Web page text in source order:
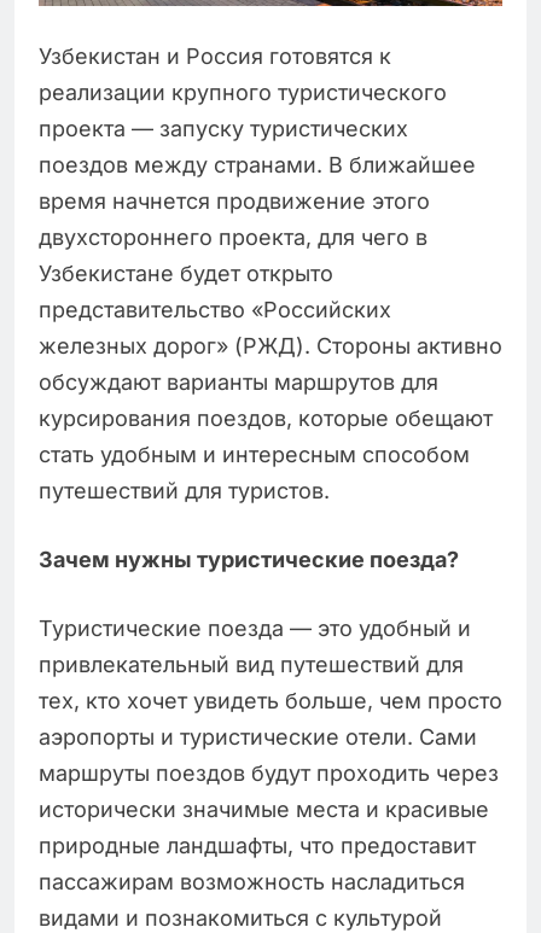
Узбекистан и Россия готовятся к
реализации крупного туристического
проекта — запуску туристических
поездов между странами. В ближайшее
время начнется продвижение этого
двухстороннего проекта, для чего в
Узбекистане будет открыто
представительство «Российских
железных дорог» (РЖД). Стороны активно
обсуждают варианты маршрутов для
курсирования поездов, которые обещают
стать удобным и интересным способом
путешествий для туристов.
Зачем нужны туристические поезда?
Туристические поезда — это удобный и
привлекательный вид путешествий для
тех, кто хочет увидеть больше, чем просто
аэропорты и туристические отели. Сами
маршруты поездов будут проходить через
исторически значимые места и красивые
природные ландшафты, что предоставит
пассажирам возможность насладиться
видами и познакомиться с культурой